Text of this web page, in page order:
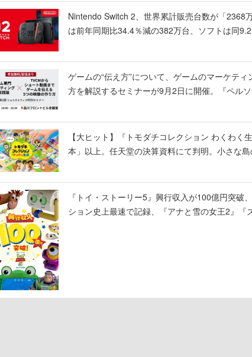
Nintendo Switch 2、世界累計販売台数が「2368
は前年同期比34.4％減の382万台、ソフトは同
ゲームの“伝え方”について、ゲームのマーケテ
方を解説するセミナーが9月2日に開催。『ペル
【大ヒット】『トモダチコレクション わくわ
本」以上。任天堂の決算資料にて判明。小さな
『トイ・ストーリー5』興行収入が100億円突破
ション史上最速で記録、『アナと雪の女王2』